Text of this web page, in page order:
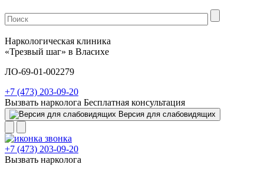
Наркологическая клиника
«Трезвый шаг» в Власихе
ЛО-69-01-002279
+7 (473) 203-09-20
Вызвать нарколога Бесплатная консультация
Версия для слабовидящих
+7 (473) 203-09-20
Вызвать нарколога